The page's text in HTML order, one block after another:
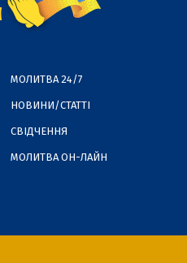
МОЛИТВА 24/7
НОВИНИ/СТАТТІ
СВІДЧЕННЯ
МОЛИТВА ОН-ЛАЙН